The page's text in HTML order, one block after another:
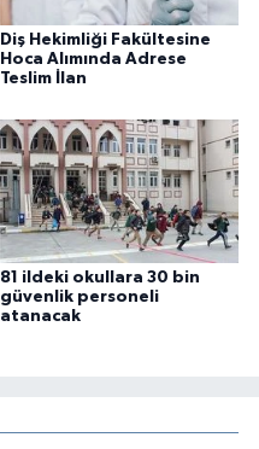
Diş Hekimliği Fakültesine
Hoca Alımında Adrese
Teslim İlan
81 ildeki okullara 30 bin
güvenlik personeli
atanacak